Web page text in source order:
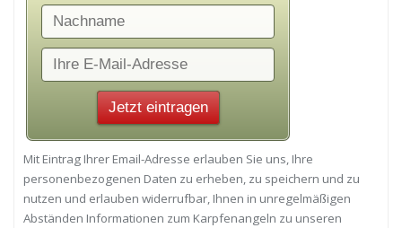
Mit Eintrag Ihrer Email-Adresse erlauben Sie uns, Ihre
personenbezogenen Daten zu erheben, zu speichern und zu
nutzen und erlauben widerrufbar, Ihnen in unregelmäßigen
Abständen Informationen zum Karpfenangeln zu unseren